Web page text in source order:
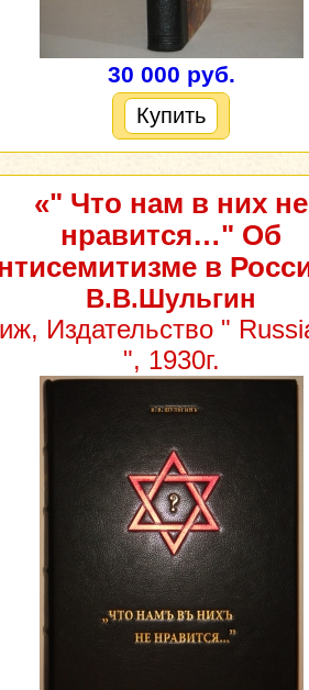
30 000 руб.
Купить
«" Что нам в них не
нравится…" Об
в
В.В.Шульгин
Издательство "
", 1930г.